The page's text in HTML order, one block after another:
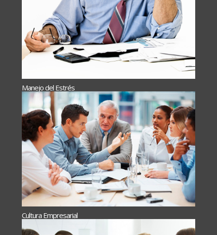
Manejo del Estrés
Cultura Empresarial